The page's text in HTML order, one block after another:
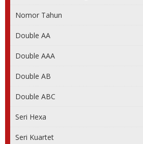
Nomor Tahun
Double AA
Double AAA
Double AB
Double ABC
Seri Hexa
Seri Kuartet